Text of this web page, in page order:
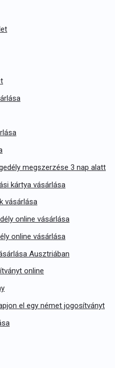
megszerzése 3 nap alatt
kártya vásárlása
vásárlása
online vásárlása
online vásárlása
Ausztriában
online
el egy német jogosítványt